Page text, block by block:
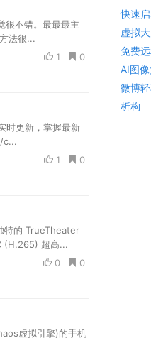
很不错。最最最主
法很...
0
1
时更新，掌握最新
c...
0
1
特的 TrueTheater
(H.265) 超高...
0
0
虚拟引擎)的手机
快速
虚拟
免费
AI图
微博
析构